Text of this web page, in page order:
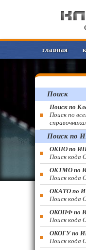
главная
Поиск
Поиск по
Поиск по
Поиск по
ОКПО по
Поиск
ОКТМО по
Поиск
ОКАТО по
Поиск кода
ОКОПФ по
Поиск
ОКОГУ по
Поиск кода